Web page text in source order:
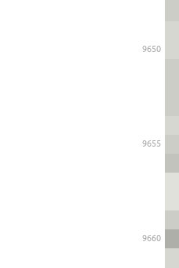
9650
9655
9660